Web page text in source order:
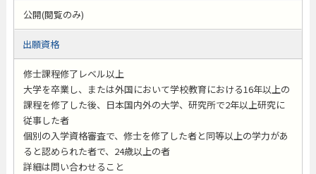
公開(閲覧のみ)
出願資格
修士課程修了レベル以上
大学を卒業し、または外国において学校教育における16年以上の
課程を修了した後、日本国内外の大学、研究所で2年以上研究に
従事した者
個別の入学資格審査で、修士を修了した者と同等以上の学力があ
ると認められた者で、24歳以上の者
詳細は問い合わせること